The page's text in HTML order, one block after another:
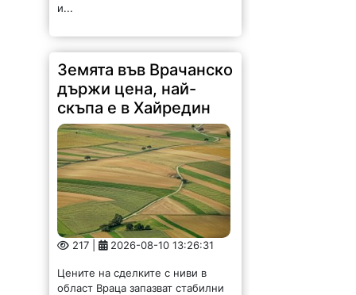
и...
Земята във Врачанско
държи цена, най-
скъпа е в Хайредин
217 | 2026-08-10 13:26:31
Цените на сделките с ниви в
област Враца запазват стабилни